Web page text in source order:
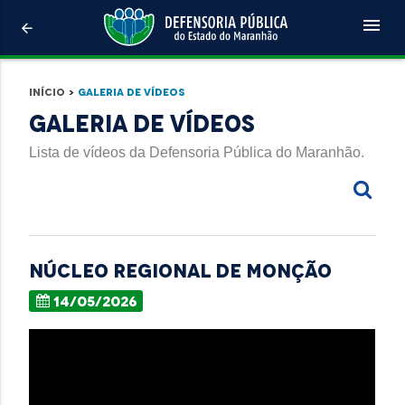
arrow_back menu
Início > Galeria de Vídeos
Galeria de Vídeos
Lista de vídeos da Defensoria Pública do Maranhão.
NÚCLEO REGIONAL DE MONÇÃO
14/05/2026